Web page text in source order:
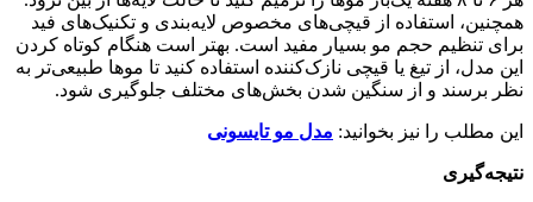
همچنین، استفاده از قیچی‌های مخصوص لایه‌بندی و تکنیک‌های فید
برای تنظیم حجم مو بسیار مفید است. بهتر است هنگام کوتاه کردن
این مدل، از تیغ یا قیچی نازک‌کننده استفاده کنید تا موها طبیعی‌تر به
نظر برسند و از سنگین شدن بخش‌های مختلف جلوگیری شود.
این مطلب را نیز بخوانید: مدل مو تایسونی
نتیجه‌گیری